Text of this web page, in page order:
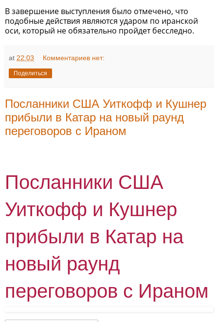
В завершение выступления было отмечено, что
подобные действия являются ударом по иранской
оси, который не обязательно пройдет бесследно.
at 22:03 Комментариев нет:
Поделиться
Посланники США Уиткофф и Кушнер
прибыли в Катар на новый раунд
переговоров с Ираном
Посланники США
Уиткофф и Кушнер
прибыли в Катар на
новый раунд
переговоров с Ираном